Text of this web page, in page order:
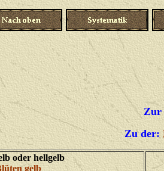
Zur
Zu der:
oder hellgelb
gelb